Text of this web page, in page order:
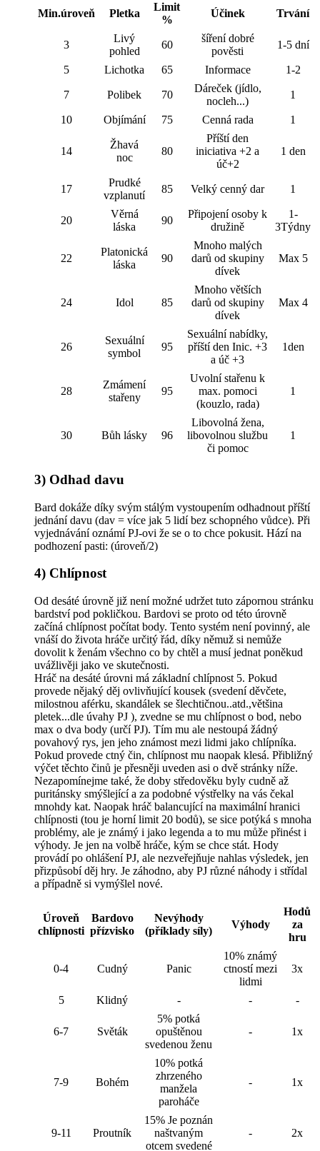
Min.úroveň Pletka
Limit
%
Účinek Trvání
3
Livý
pohled
60
šíření dobré
pověsti
1-5 dní
5 Lichotka 65 Informace 1-2
7 Polibek 70
Dáreček (jídlo,
nocleh...)
1
10 Objímání 75 Cenná rada 1
14
Žhavá
noc
80
Příští den
iniciativa +2 a
úč+2
1 den
17
Prudké
vzplanutí
85 Velký cenný dar 1
20
Věrná
láska
90
Připojení osoby k
družině
1-
3Týdny
22
Platonická
láska
90
Mnoho malých
darů od skupiny
dívek
Max 5
24 Idol 85
Mnoho větších
darů od skupiny
dívek
Max 4
26
Sexuální
symbol
95
Sexuální nabídky,
příští den Inic. +3
a úč +3
1den
28
Zmámení
stařeny
95
Uvolní stařenu k
max. pomoci
(kouzlo, rada)
1
30 Bůh lásky 96
Libovolná žena,
libovolnou službu
či pomoc
1
3) Odhad davu
Bard dokáže díky svým stálým vystoupením odhadnout příští
jednání davu (dav = více jak 5 lidí bez schopného vůdce). Při
vyjednávání oznámí PJ-ovi že se o to chce pokusit. Hází na
podhození pasti: (úroveň/2)
4) Chlípnost
Od desáté úrovně již není možné udržet tuto zápornou stránku
bardství pod pokličkou. Bardovi se proto od této úrovně
začíná chlípnost počítat body. Tento systém není povinný, ale
vnáší do života hráče určitý řád, díky němuž si nemůže
dovolit k ženám všechno co by chtěl a musí jednat poněkud
uvážlivěji jako ve skutečnosti.
Hráč na desáté úrovni má základní chlípnost 5. Pokud
provede nějaký děj ovlivňující kousek (svedení děvčete,
milostnou aférku, skandálek se šlechtičnou..atd.,většina
pletek...dle úvahy PJ ), zvedne se mu chlípnost o bod, nebo
max o dva body (určí PJ). Tím mu ale nestoupá žádný
povahový rys, jen jeho známost mezi lidmi jako chlípníka.
Pokud provede ctný čin, chlípnost mu naopak klesá. Přibližný
výčet těchto činů je přesněji uveden asi o dvě stránky níže.
Nezapomínejme také, že doby středověku byly cudně až
puritánsky smýšlející a za podobné výstřelky na vás čekal
mnohdy kat. Naopak hráč balancující na maximální hranici
chlípnosti (tou je horní limit 20 bodů), se sice potýká s mnoha
problémy, ale je známý i jako legenda a to mu může přinést i
výhody. Je jen na volbě hráče, kým se chce stát. Hody
provádí po ohlášení PJ, ale nezveřejňuje nahlas výsledek, jen
přizpůsobí děj hry. Je záhodno, aby PJ různé náhody i střídal
a případně si vymýšlel nové.
Úroveň
chlípnosti
Bardovo
přízvisko
Nevýhody
(příklady síly)
Výhody
Hodů
za
hru
0-4 Cudný Panic
10% známý
ctností mezi
lidmi
3x
5 Klidný - - -
6-7 Světák
5% potká
opuštěnou
svedenou ženu
- 1x
7-9 Bohém
10% potká
zhrzeného
manžela
paroháče
- 1x
9-11 Proutník
15% Je poznán
naštvaným
otcem svedené
- 2x